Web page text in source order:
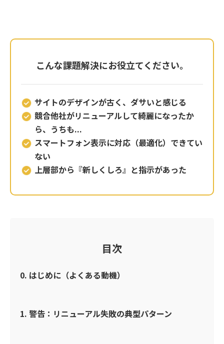
こんな課題解決にお役立てください。
サイトのデザインが古く、ダサいと感じる
競合他社がリニューアルして綺麗になったか
ら、うちも...
スマートフォン表示に対応（最適化）できてい
ない
上層部から『新しくしろ』と指示があった
目次
0. はじめに（よくある動機）
1. 警告：リニューアル失敗の典型パターン